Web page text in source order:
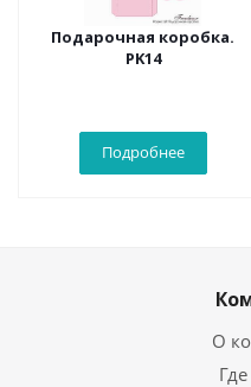
Подарочная коробка.
PK14
Подробнее
О